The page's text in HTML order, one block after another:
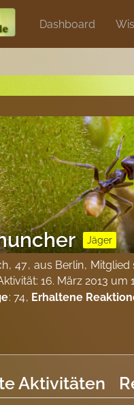
Dashboard
Jäger
47 aus Berlin Mitglied
16. März 2013 um
74 Erhaltene
Aktivitäten